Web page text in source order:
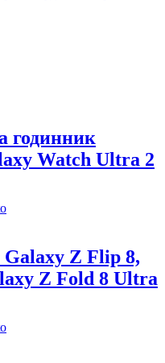
годинник
Watch Ultra 2
Galaxy Z Flip 8,
Z Fold 8 Ultra